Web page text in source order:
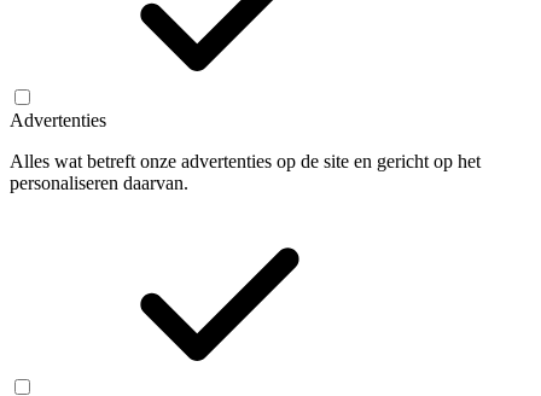
Advertenties
Alles wat betreft onze advertenties op de site en gericht op het
personaliseren daarvan.